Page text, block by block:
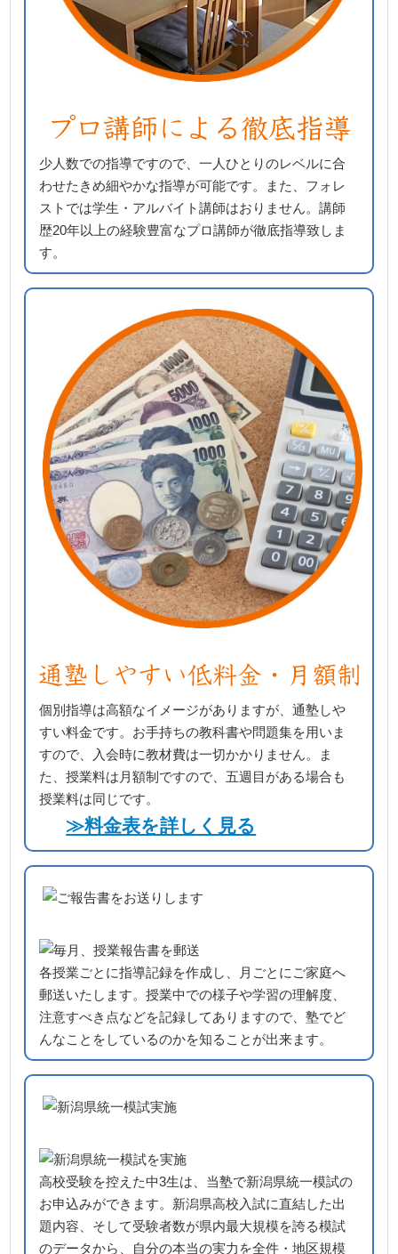
少人数での指導ですので、一人ひとりのレベルに合
わせたきめ細やかな指導が可能です。また、フォレ
ストでは学生・アルバイト講師はおりません。講師
歴20年以上の経験豊富なプロ講師が徹底指導致しま
す。
個別指導は高額なイメージがありますが、通塾しや
すい料金です。お手持ちの教科書や問題集を用いま
すので、入会時に教材費は一切かかりません。ま
た、授業料は月額制ですので、五週目がある場合も
授業料は同じです。
≫料金表を詳しく見る
各授業ごとに指導記録を作成し、月ごとにご家庭へ
郵送いたします。授業中での様子や学習の理解度、
注意すべき点などを記録してありますので、塾でど
んなことをしているのかを知ることが出来ます。
高校受験を控えた中3生は、当塾で新潟県統一模試の
お申込みができます。新潟県高校入試に直結した出
題内容、そして受験者数が県内最大規模を誇る模試
のデータから、自分の本当の実力を全件・地区規模